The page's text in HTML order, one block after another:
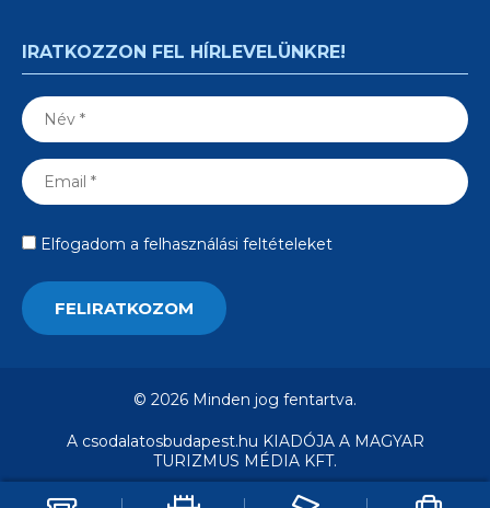
IRATKOZZON FEL HÍRLEVELÜNKRE!
Elfogadom a felhasználási feltételeket
© 2026 Minden jog fentartva.
A csodalatosbudapest.hu KIADÓJA A MAGYAR
TURIZMUS MÉDIA KFT.